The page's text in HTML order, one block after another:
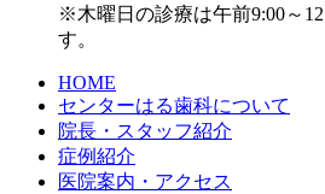
※木曜日の診療は午前9:00～
す。
HOME
センターはる歯科について
院長・スタッフ紹介
症例紹介
医院案内・アクセス